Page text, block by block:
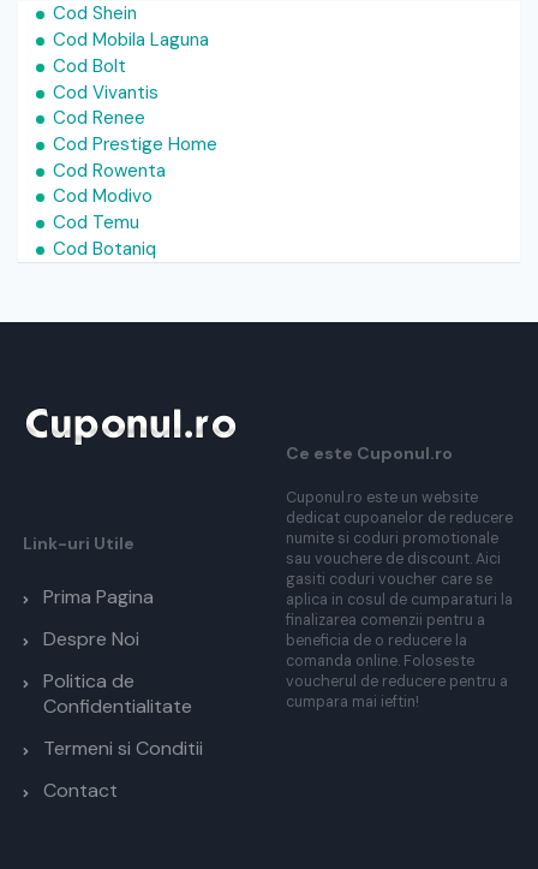
Cod Shein
Cod Mobila Laguna
Cod Bolt
Cod Vivantis
Cod Renee
Cod Prestige Home
Cod Rowenta
Cod Modivo
Cod Temu
Cod Botaniq
Link-uri Utile
Prima Pagina
Despre Noi
Politica de
Confidentialitate
Termeni si Conditii
Contact
Ce este Cuponul.ro
Cuponul.ro este un website
dedicat cupoanelor de reducere
numite si coduri promotionale
sau vouchere de discount. Aici
gasiti coduri voucher care se
aplica in cosul de cumparaturi la
finalizarea comenzii pentru a
beneficia de o reducere la
comanda online. Foloseste
voucherul de reducere pentru a
cumpara mai ieftin!